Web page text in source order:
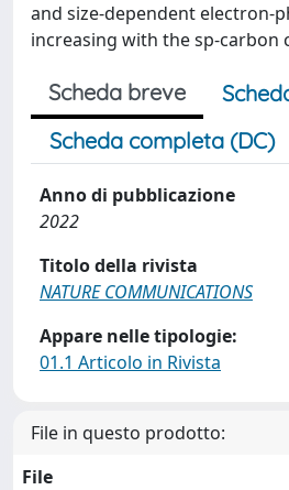
and size-dependent electron-
increasing with the sp-carbon
Scheda breve
Scheda completa (DC)
Anno di pubblicazione
2022
Titolo della rivista
NATURE COMMUNICATIONS
Appare nelle tipologie:
01.1 Articolo in Rivista
File in questo prodotto:
File